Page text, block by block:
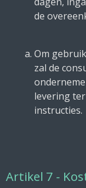
de
Om
zal de
levering
instructies.
Artikel 7 -